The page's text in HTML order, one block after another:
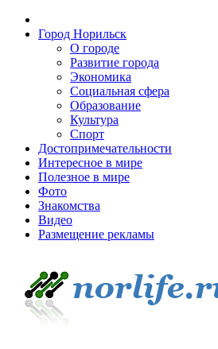
Город Норильск
О городе
Развитие города
Экономика
Социальная сфера
Образование
Культура
Спорт
Достопримечательности
Интересное в мире
Полезное в мире
Фото
Знакомства
Видео
Размещение рекламы